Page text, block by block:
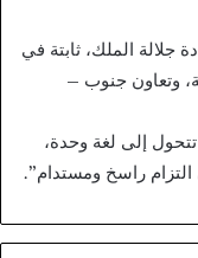
جلالة الملك، ثابتة في
وتعاون جنوب –
إلى لغة وحدة،
التزام راسخ ومستدام”.